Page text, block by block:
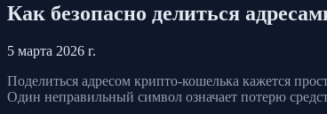
Как безопасно делиться
5 марта 2026 г.
Поделиться адресом крипто-кошелька кажется
Один неправильный символ означает потерю